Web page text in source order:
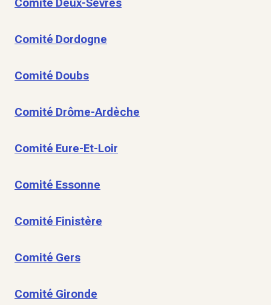
Comité Deux-Sèvres
Comité Dordogne
Comité Doubs
Comité Drôme-Ardèche
Comité Eure-Et-Loir
Comité Essonne
Comité Finistère
Comité Gers
Comité Gironde